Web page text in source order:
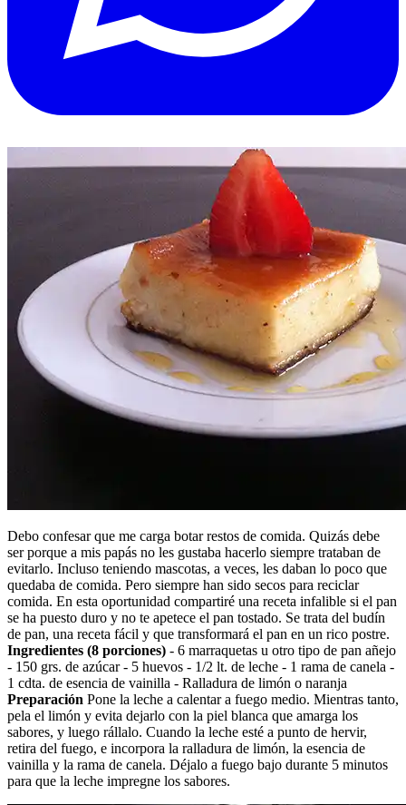
Debo confesar que me carga botar restos de comida. Quizás debe
ser porque a mis papás no les gustaba hacerlo siempre trataban de
evitarlo. Incluso teniendo mascotas, a veces, les daban lo poco que
quedaba de comida. Pero siempre han sido secos para reciclar
comida. En esta oportunidad compartiré una receta infalible si el pan
se ha puesto duro y no te apetece el pan tostado. Se trata del budín
de pan, una receta fácil y que transformará el pan en un rico postre.
Ingredientes (8 porciones) - 6 marraquetas u otro tipo de pan añejo
- 150 grs. de azúcar - 5 huevos - 1/2 lt. de leche - 1 rama de canela -
1 cdta. de esencia de vainilla - Ralladura de limón o naranja
Preparación Pone la leche a calentar a fuego medio. Mientras tanto,
pela el limón y evita dejarlo con la piel blanca que amarga los
sabores, y luego rállalo. Cuando la leche esté a punto de hervir,
retira del fuego, e incorpora la ralladura de limón, la esencia de
vainilla y la rama de canela. Déjalo a fuego bajo durante 5 minutos
para que la leche impregne los sabores.